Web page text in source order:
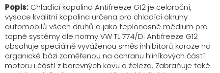
Popis: Chladící kapalina Antifreeze G12 je celoroční,
vysoce kvalitní kapalina určena pro chladící okruhy
automobilů všech druhů a jako teplonosné médium pro
topné systémy dle normy VW TL 774/D. Antifreeze G12
obsahuje speciálně vyváženou směs inhibitorů koroze na
organické bázi zaměřenou na ochranu hliníkových částí
motoru i částí z barevných kovu a železa. Zabraňuje také